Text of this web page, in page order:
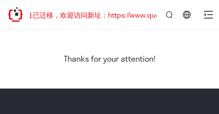
网站地址已迁移，欢迎访问新址：https://www.quectel.com.cn
Thanks for your attention!